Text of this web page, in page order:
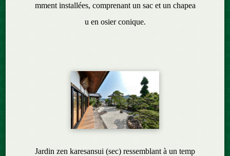
mment installées, comprenant un sac et un chapea
u en osier conique.
Jardin zen karesansui (sec) ressemblant à un temp